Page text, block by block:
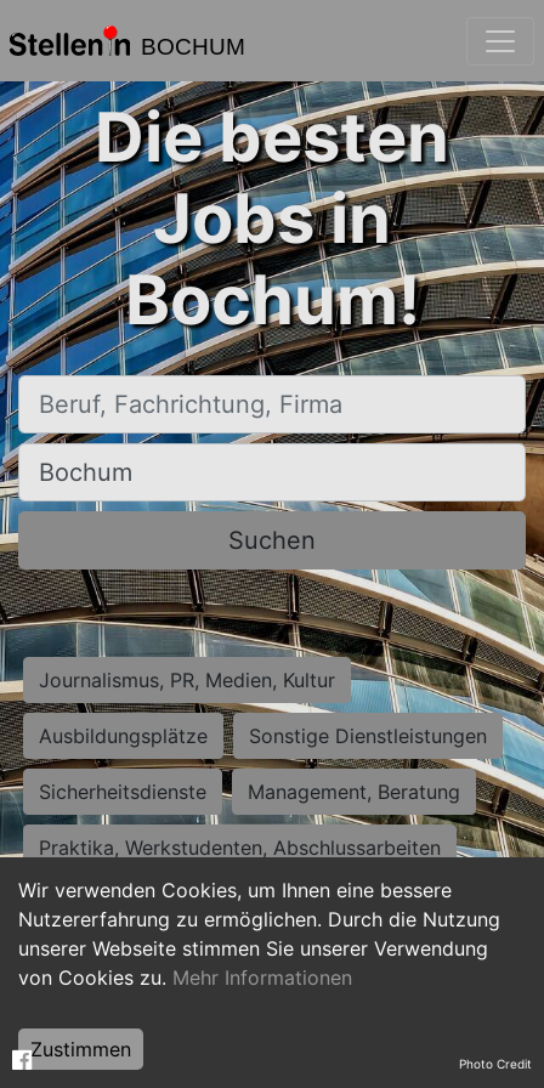
BOCHUM
Wir verwenden Cookies, um Ihnen eine bessere
Nutzererfahrung zu ermöglichen. Durch die Nutzung
unserer Webseite stimmen Sie unserer Verwendung
von Cookies zu. Mehr Informationen
Zustimmen
Die besten
Jobs in
Bochum!
Beruf, Fachrichtung, Firma
Ort, Stadt
Suchen
Journalismus, PR, Medien, Kultur
Ausbildungsplätze Sonstige Dienstleistungen
Sicherheitsdienste Management, Beratung
Praktika, Werkstudenten, Abschlussarbeiten
Personalwesen Assistenz, Sekretariat
Hilfskräfte, Aushilfs- und Nebenjobs
Weiterbildung, Studium, duale Ausbildung Photo Credit